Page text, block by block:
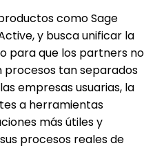
como Sage
y busca unificar la
para que los partners no
tan separados
empresas usuarias, la
a herramientas
más útiles y
procesos reales de